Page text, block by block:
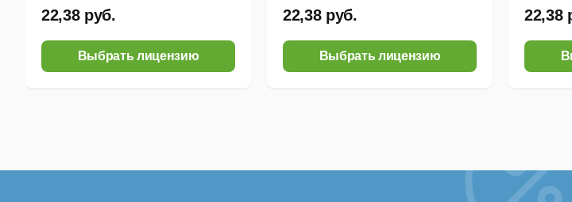
22,38 руб.
Выбрать лицензию
22,38 руб.
Выбрать лицензию
22,38